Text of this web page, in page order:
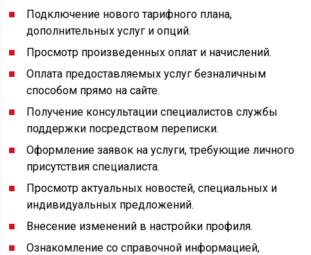
Подключение нового тарифного плана,
дополнительных услуг и опций.
Просмотр произведенных оплат и начислений.
Оплата предоставляемых услуг безналичным
способом прямо на сайте.
Получение консультации специалистов службы
поддержки посредством переписки.
Оформление заявок на услуги, требующие личного
присутствия специалиста.
Просмотр актуальных новостей, специальных и
индивидуальных предложений.
Внесение изменений в настройки профиля.
Ознакомление со справочной информацией,